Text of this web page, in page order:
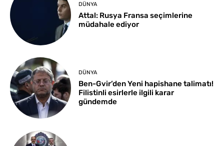
DÜNYA
Attal: Rusya Fransa seçimlerine
müdahale ediyor
DÜNYA
Ben-Gvir’den Yeni hapishane talimatı!
Filistinli esirlerle ilgili karar
gündemde